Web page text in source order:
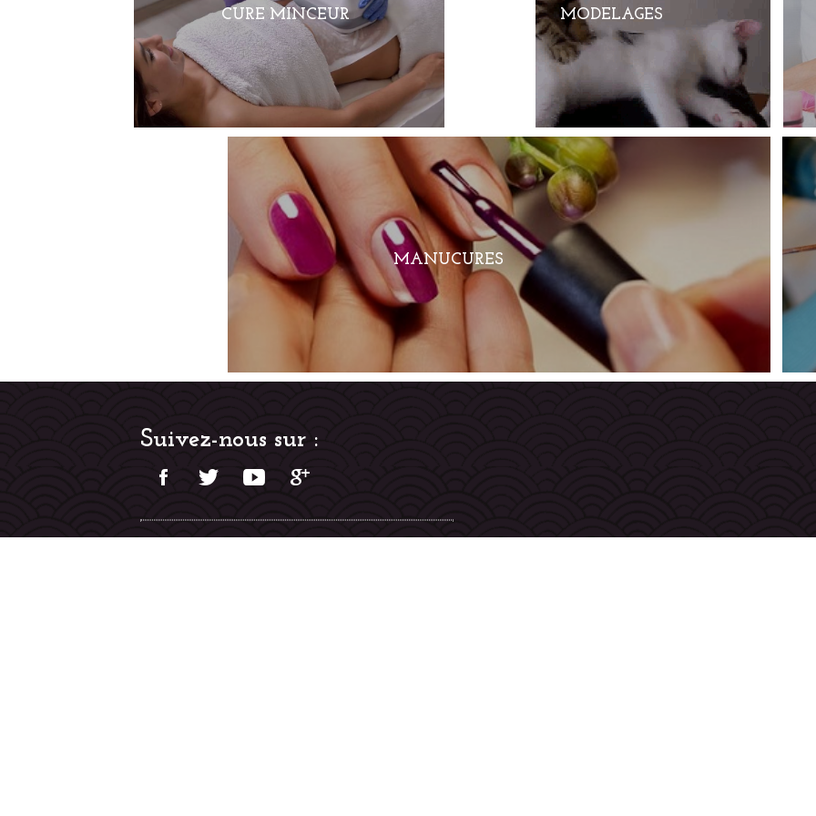
CURE MINCEUR MODELAGES
MANUCURES
CURE MINCEUR MODELAGES
MANUCURES
Suivez-nous sur :